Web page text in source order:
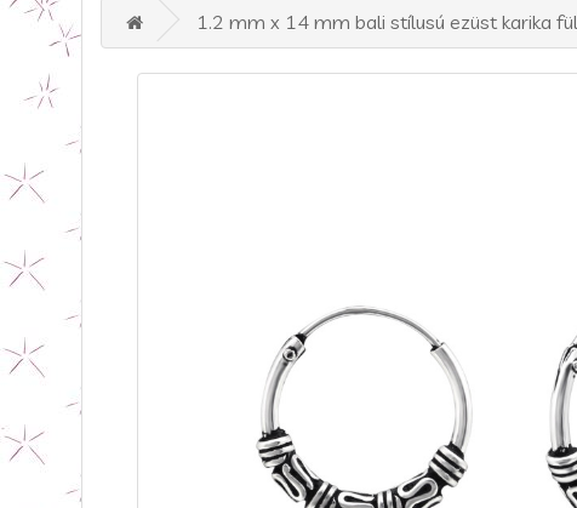
1.2 mm x 14 mm bali stílusú ezüst karika